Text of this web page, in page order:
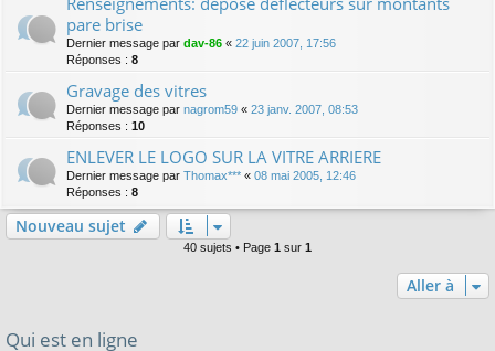
pare brise
Dernier message par dav-86 « 22 juin 2007, 17:56
Réponses : 8
Gravage des vitres
Dernier message par nagrom59 « 23 janv. 2007, 08:53
Réponses : 10
ENLEVER LE LOGO SUR LA VITRE ARRIERE
Dernier message par Thomax*** « 08 mai 2005, 12:46
Réponses : 8
Nouveau sujet
40 sujets • Page 1 sur 1
Aller à
Qui est en ligne